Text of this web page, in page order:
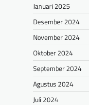
Januari 2025
Desember 2024
November 2024
Oktober 2024
September 2024
Agustus 2024
Juli 2024